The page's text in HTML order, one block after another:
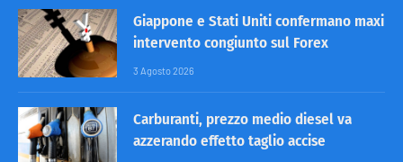
Giappone e Stati Uniti confermano maxi
intervento congiunto sul Forex
3 Agosto 2026
Carburanti, prezzo medio diesel va
azzerando effetto taglio accise